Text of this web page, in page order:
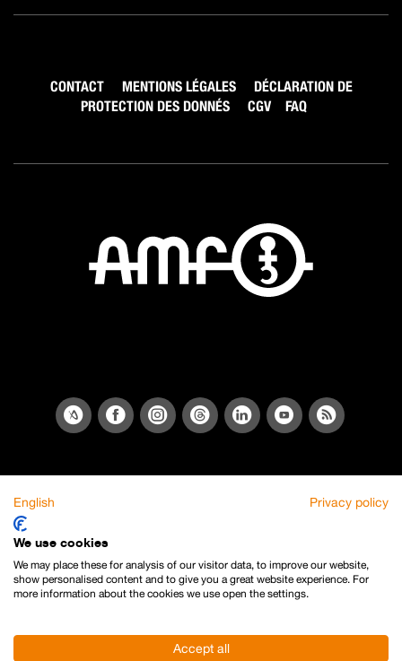
CONTACT MENTIONS LÉGALES
DÉCLARATION DE
PROTECTION DES DONNÉS
CGV FAQ
English Privacy policy
We use cookies
We may place these for analysis of our visitor data, to improve our website,
show personalised content and to give you a great website experience. For
more information about the cookies we use open the settings.
Accept all